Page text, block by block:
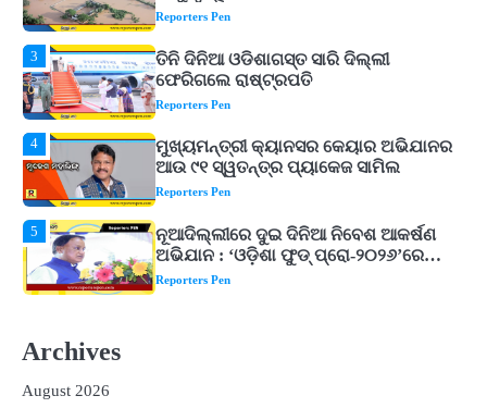
Reporters Pen
4
ମୁଖ୍ୟମନ୍ତ୍ରୀ କ୍ୟାନସର କେୟାର ଅଭିଯାନର
ଆଉ ୯୧ ସ୍ୱତନ୍ତ୍ର ପ୍ୟାକେଜ ସାମିଲ
Reporters Pen
5
ନୂଆଦିଲ୍ଲୀରେ ଦୁଇ ଦିନିଆ ନିବେଶ ଆକର୍ଷଣ
ଅଭିଯାନ : ‘ଓଡ଼ିଶା ଫୁଡ୍ ପ୍ରୋ-୨୦୨୬’ରେ
ଖାଦ୍ୟ ପ୍ରକ୍ରିୟାକରଣ କ୍ଷେତ୍ରକୁ ମିଳିବ
ଗୁରୁତ୍ୱ
Reporters Pen
1
‘ମୋତେ ଦଳରୁ ବାଦ୍ ଦିଅ’, କୋଚ୍ ଓ
ଚୟନକର୍ତ୍ତାଙ୍କୁ ରୋହିତଙ୍କ ଖୋଲା
ଚ୍ୟାଲେଞ୍ଜ! ମହମ୍ମଦ କୈଫଙ୍କ ବଡ଼ ବୟାନ
Reporters Pen
Archives
August 2026